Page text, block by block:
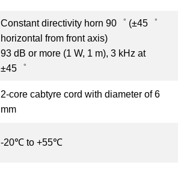
Constant directivity horn 90゜ (±45゜
horizontal from front axis)
93 dB or more (1 W, 1 m), 3 kHz at
±45゜
2-core cabtyre cord with diameter of 6
mm
-20℃ to +55℃